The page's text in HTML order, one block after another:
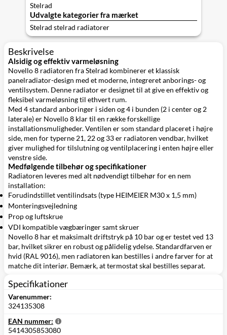
Stelrad
Udvalgte kategorier fra mærket
Stelrad stelrad radiatorer
Beskrivelse
Alsidig og effektiv varmeløsning
Novello 8 radiatoren fra Stelrad kombinerer et klassisk
panelradiator-design med et moderne, integreret anborings- og
ventilsystem. Denne radiator er designet til at give en effektiv og
fleksibel varmeløsning til ethvert rum.
Med 4 standard anboringer i siden og 4 i bunden (2 i center og 2
laterale) er Novello 8 klar til en række forskellige
installationsmuligheder. Ventilen er som standard placeret i højre
side, men for typerne 21, 22 og 33 er radiatoren vendbar, hvilket
giver mulighed for tilslutning og ventilplacering i enten højre eller
venstre side.
Medfølgende tilbehør og specifikationer
Radiatoren leveres med alt nødvendigt tilbehør for en nem
installation:
Forudindstillet ventilindsats (type HEIMEIER M30 x 1,5 mm)
Monteringsvejledning
Prop og luftskrue
VDI kompatible vægbæringer samt skruer
Novello 8 har et maksimalt driftstryk på 10 bar og er testet ved 13
bar, hvilket sikrer en robust og pålidelig ydelse. Standardfarven er
hvid (RAL 9016), men radiatoren kan bestilles i andre farver for at
matche dit interiør. Bemærk, at termostat skal bestilles separat.
Specifikationer
Varenummer:
324135308
EAN nummer:
5414305853080